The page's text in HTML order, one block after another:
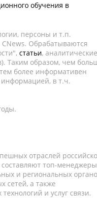
обучения в
персоны и т.п.
CNews. Обрабатываются
статьи, аналитические
Таким образом, чем
более информативен
в т.ч.
отраслей
топ-
и региональных
сетей, а также
и услуг связи.